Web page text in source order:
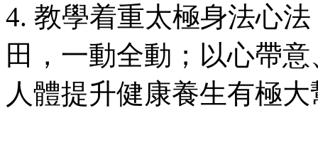
4. 教學着重太極身法心
田，一動全動；以心帶
人體提升健康養生有極